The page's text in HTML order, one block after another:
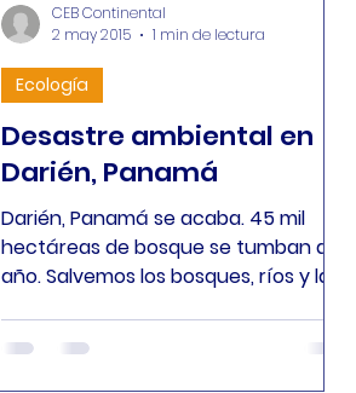
Desastre ambiental en
Darién, Panamá
Darién, Panamá se acaba. 45 mil
hectáreas de bosque se tumban al
año. Salvemos los bosques, ríos y la
Ecología
CEB Continental
2 may 2015
1 min de lectura